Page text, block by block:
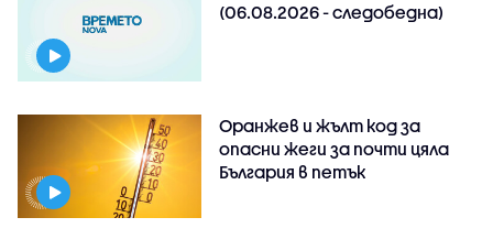
(06.08.2026 - следобедна)
Оранжев и жълт код за
опасни жеги за почти цяла
България в петък